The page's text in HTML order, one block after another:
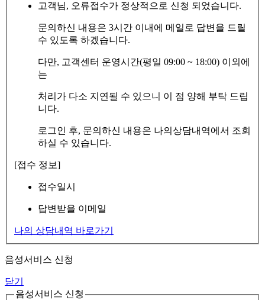
고객님, 오류접수가 정상적으로 신청 되었습니다.
문의하신 내용은 3시간 이내에 메일로 답변을 드릴
수 있도록 하겠습니다.
다만, 고객센터 운영시간(평일 09:00 ~ 18:00) 이외에
는
처리가 다소 지연될 수 있으니 이 점 양해 부탁 드립
니다.
로그인 후, 문의하신 내용은 나의상담내역에서 조회
하실 수 있습니다.
[접수 정보]
접수일시
답변받을 이메일
나의 상담내역 바로가기
음성서비스 신청
닫기
음성서비스 신청